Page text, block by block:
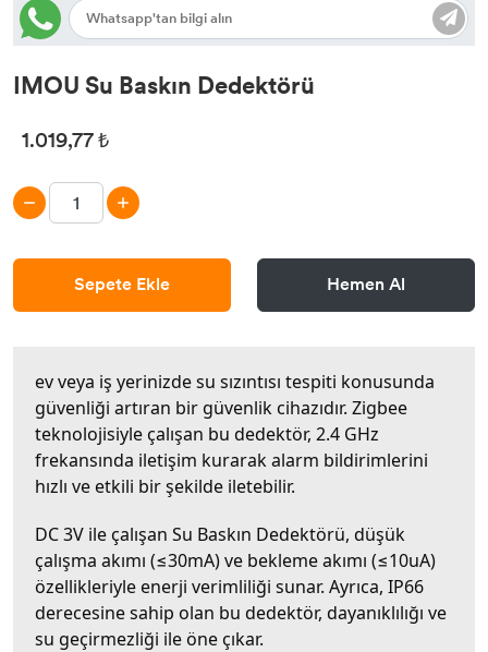
IMOU Su Baskın Dedektörü
1.019,77 ₺
Sepete Ekle Hemen Al
ev veya iş yerinizde su sızıntısı tespiti konusunda
güvenliği artıran bir güvenlik cihazıdır. Zigbee
teknolojisiyle çalışan bu dedektör, 2.4 GHz
frekansında iletişim kurarak alarm bildirimlerini
hızlı ve etkili bir şekilde iletebilir.
DC 3V ile çalışan Su Baskın Dedektörü, düşük
çalışma akımı (≤30mA) ve bekleme akımı (≤10uA)
özellikleriyle enerji verimliliği sunar. Ayrıca, IP66
derecesine sahip olan bu dedektör, dayanıklılığı ve
su geçirmezliği ile öne çıkar.